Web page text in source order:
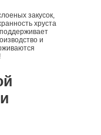
закусок,
хруста
и